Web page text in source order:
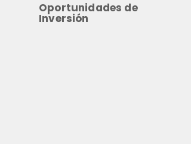
Oportunidades de
Inversión